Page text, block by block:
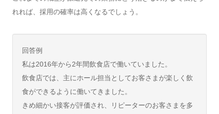
れれば、採用の確率は高くなるでしょう。
回答例
私は2016年から2年間飲食店で働いていました。
飲食店では、主にホール担当としてお客さまが楽しく飲
食ができるように働いてきました。
きめ細かい接客が評価され、リピーターのお客さまを多